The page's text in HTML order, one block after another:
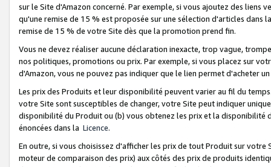
sur le Site d'Amazon concerné. Par exemple, si vous ajoutez des
qu'une remise de 15 % est proposée sur une sélection d'articles
remise de 15 % de votre Site dès que la promotion prend fin.
Vous ne devez réaliser aucune déclaration inexacte, trop vague,
nos politiques, promotions ou prix. Par exemple, si vous placez sur
d'Amazon, vous ne pouvez pas indiquer que le lien permet d'acheter
Les prix des Produits et leur disponibilité peuvent varier au fil du
votre Site sont susceptibles de changer, votre Site peut indiquer
disponibilité du Produit ou (b) vous obtenez les prix et la disponibilité
énoncées dans la Licence.
En outre, si vous choisissez d'afficher les prix de tout Produit sur
moteur de comparaison des prix) aux côtés des prix de produits